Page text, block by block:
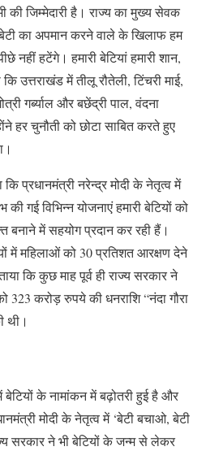
की जिम्मेदारी है। राज्य का मुख्य सेवक
का अपमान करने वाले के खिलाफ हम
नहीं हटेंगे। हमारी बेटियां हमारी शान,
उत्तराखंड में तीलू रौतेली, टिंचरी माई,
गर्ब्याल और बछेंद्री पाल, वंदना
हर चुनौती को छोटा साबित करते हुए
प्रधानमंत्री नरेन्द्र मोदी के नेतृत्व में
गई विभिन्न योजनाएं हमारी बेटियों को
में सहयोग प्रदान कर रही हैं।
में महिलाओं को 30 प्रतिशत आरक्षण देने
कि कुछ माह पूर्व ही राज्य सरकार ने
करोड़ रुपये की धनराशि “नंदा गौरा
थी।
बेटियों के नामांकन में बढ़ोतरी हुई है और
मोदी के नेतृत्व में ‘बेटी बचाओ, बेटी
सरकार ने भी बेटियों के जन्म से लेकर